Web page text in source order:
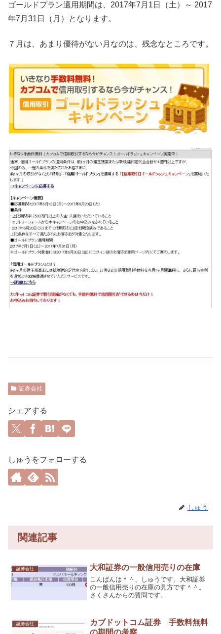
ゴールドプラン適用期間は、2017年7月1日（土）～ 2017
年7月31日（月）となります。
７月は、あまり優待がない月なのは、残念なところです。
証券会社
シェアする
しゅうをフォローする
しゅう
関連記事
証券会社 大和証券の一般信用売りの在庫
こんばんは＾＾、しゅうです。大和証券
の一般信用売りの在庫の見方です＾＾。
さくさんからの質問です。
証券会社
カブドットコム証券 手数料無料
の期間の考察